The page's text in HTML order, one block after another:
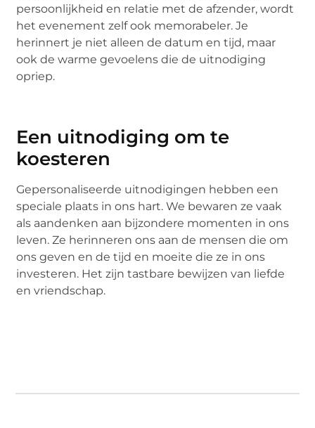
persoonlijkheid en relatie met de afzender, wordt
het evenement zelf ook memorabeler. Je
herinnert je niet alleen de datum en tijd, maar
ook de warme gevoelens die de uitnodiging
opriep.
Een uitnodiging om te
koesteren
Gepersonaliseerde uitnodigingen hebben een
speciale plaats in ons hart. We bewaren ze vaak
als aandenken aan bijzondere momenten in ons
leven. Ze herinneren ons aan de mensen die om
ons geven en de tijd en moeite die ze in ons
investeren. Het zijn tastbare bewijzen van liefde
en vriendschap.